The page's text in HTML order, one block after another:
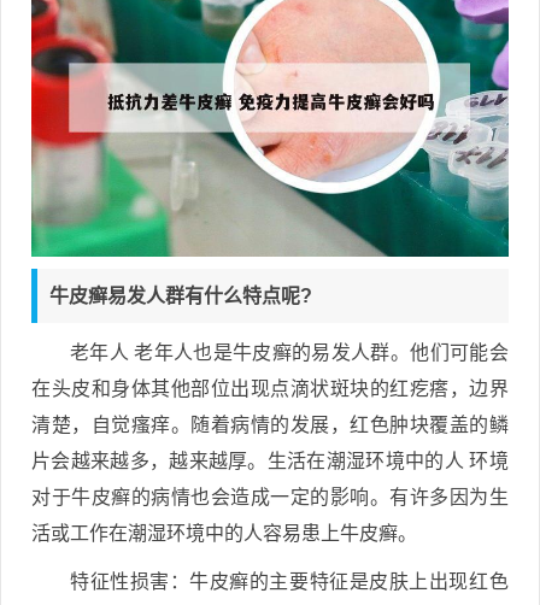
牛皮癣易发人群有什么特点呢?
老年人 老年人也是牛皮癣的易发人群。他们可能会
在头皮和身体其他部位出现点滴状斑块的红疙瘩，边界
清楚，自觉瘙痒。随着病情的发展，红色肿块覆盖的鳞
片会越来越多，越来越厚。生活在潮湿环境中的人 环境
对于牛皮癣的病情也会造成一定的影响。有许多因为生
活或工作在潮湿环境中的人容易患上牛皮癣。
特征性损害：牛皮癣的主要特征是皮肤上出现红色